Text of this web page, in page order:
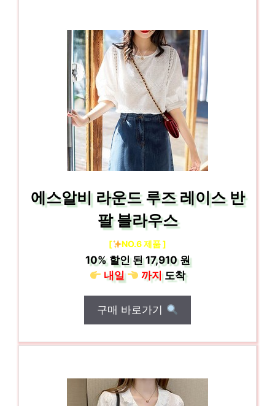
에스알비 라운드 루즈 레이스 반
팔 블라우스
[ NO.6 제품 ]
10%할인 된17,910 원
내일
까지도착
구매 바로가기